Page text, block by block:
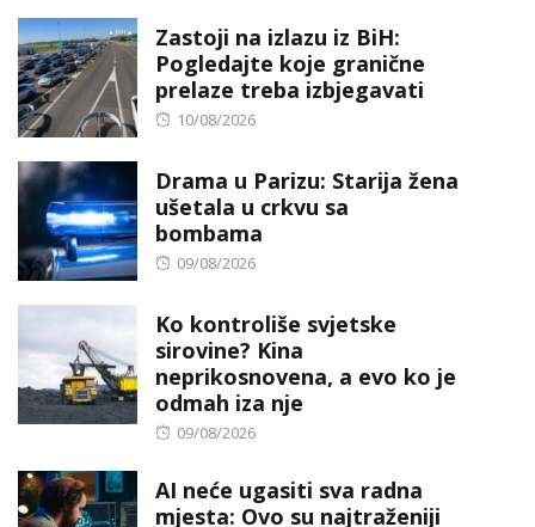
Zastoji na izlazu iz BiH:
Pogledajte koje granične
prelaze treba izbjegavati
Posted
10/08/2026
Drama u Parizu: Starija žena
ušetala u crkvu sa
bombama
Posted
09/08/2026
Ko kontroliše svjetske
sirovine? Kina
neprikosnovena, a evo ko je
odmah iza nje
Posted
09/08/2026
AI neće ugasiti sva radna
mjesta: Ovo su najtraženiji